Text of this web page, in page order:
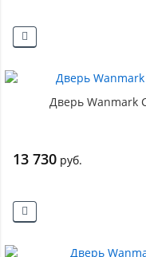
Дверь Wanmark
13 730 руб.